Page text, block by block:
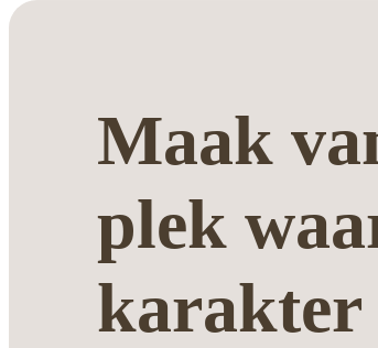
Maak
plek
karakter